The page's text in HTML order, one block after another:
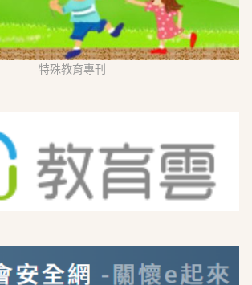
特殊教育專刊